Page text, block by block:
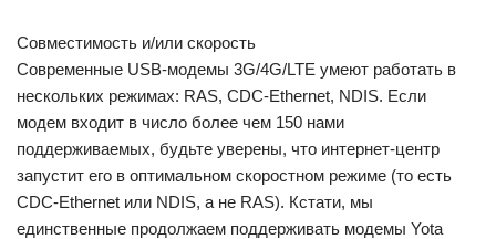
Совместимость и/или скорость
Современные USB-модемы 3G/4G/LTE умеют работать в
нескольких режимах: RAS, CDC-Ethernet, NDIS. Если
модем входит в число более чем 150 нами
поддерживаемых, будьте уверены, что интернет-центр
запустит его в оптимальном скоростном режиме (то есть
CDC-Ethernet или NDIS, а не RAS). Кстати, мы
единственные продолжаем поддерживать модемы Yota